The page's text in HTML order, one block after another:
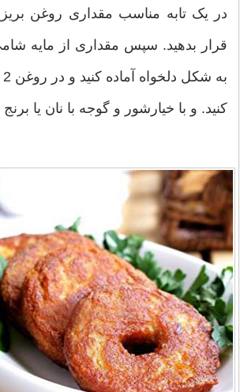
در یک تابه مناسب مقداری روغن
قرار بدهید. سپس مقداری از مایه شامی
کنید. و با خیارشور و گوجه با نان یا